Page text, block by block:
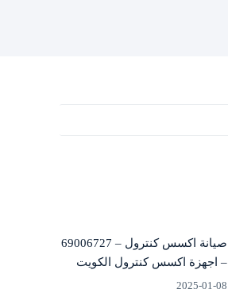
صيانة اكسس كنترول – 69006727
– اجهزة اكسس كنترول الكويت
2025-01-08